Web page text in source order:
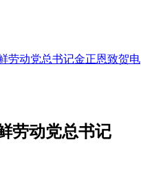
劳动党总书记金正恩致贺电
劳动党总书记